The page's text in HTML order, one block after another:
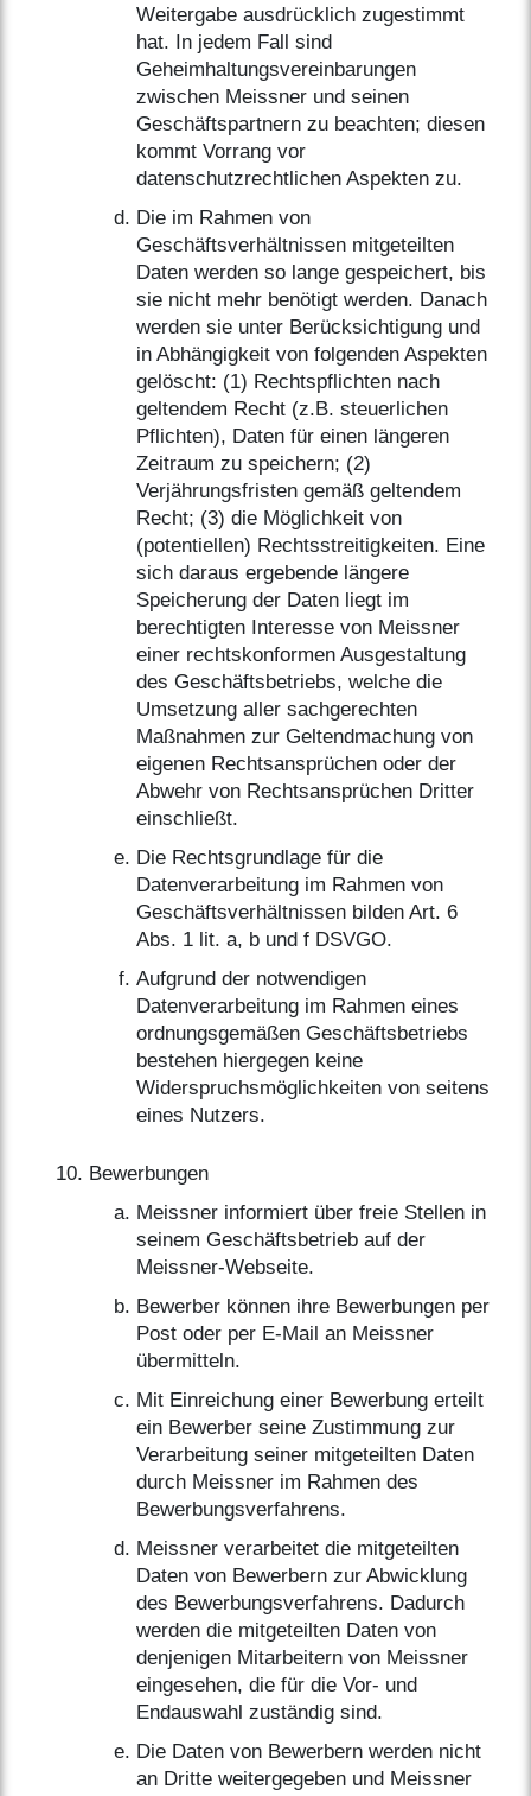
Weitergabe ausdrücklich zugestimmt
hat. In jedem Fall sind
Geheimhaltungsvereinbarungen
zwischen Meissner und seinen
Geschäftspartnern zu beachten; diesen
kommt Vorrang vor
datenschutzrechtlichen Aspekten zu.
Die im Rahmen von
Geschäftsverhältnissen mitgeteilten
Daten werden so lange gespeichert, bis
sie nicht mehr benötigt werden. Danach
werden sie unter Berücksichtigung und
in Abhängigkeit von folgenden Aspekten
gelöscht: (1) Rechtspflichten nach
geltendem Recht (z.B. steuerlichen
Pflichten), Daten für einen längeren
Zeitraum zu speichern; (2)
Verjährungsfristen gemäß geltendem
Recht; (3) die Möglichkeit von
(potentiellen) Rechtsstreitigkeiten. Eine
sich daraus ergebende längere
Speicherung der Daten liegt im
berechtigten Interesse von Meissner
einer rechtskonformen Ausgestaltung
des Geschäftsbetriebs, welche die
Umsetzung aller sachgerechten
Maßnahmen zur Geltendmachung von
eigenen Rechtsansprüchen oder der
Abwehr von Rechtsansprüchen Dritter
einschließt.
Die Rechtsgrundlage für die
Datenverarbeitung im Rahmen von
Geschäftsverhältnissen bilden Art. 6
Abs. 1 lit. a, b und f DSVGO.
Aufgrund der notwendigen
Datenverarbeitung im Rahmen eines
ordnungsgemäßen Geschäftsbetriebs
bestehen hiergegen keine
Widerspruchsmöglichkeiten von seitens
eines Nutzers.
Bewerbungen
Meissner informiert über freie Stellen in
seinem Geschäftsbetrieb auf der
Meissner-Webseite.
Bewerber können ihre Bewerbungen per
Post oder per E-Mail an Meissner
übermitteln.
Mit Einreichung einer Bewerbung erteilt
ein Bewerber seine Zustimmung zur
Verarbeitung seiner mitgeteilten Daten
durch Meissner im Rahmen des
Bewerbungsverfahrens.
Meissner verarbeitet die mitgeteilten
Daten von Bewerbern zur Abwicklung
des Bewerbungsverfahrens. Dadurch
werden die mitgeteilten Daten von
denjenigen Mitarbeitern von Meissner
eingesehen, die für die Vor- und
Endauswahl zuständig sind.
Die Daten von Bewerbern werden nicht
an Dritte weitergegeben und Meissner